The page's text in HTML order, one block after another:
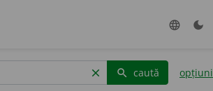
language dark_mode
clear search caută opțiuni